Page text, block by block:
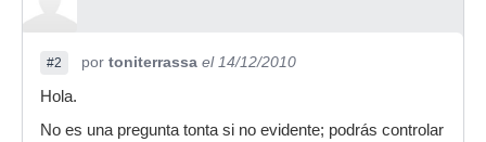
#2 por toniterrassa el 14/12/2010
Hola.
No es una pregunta tonta si no evidente; podrás controlar